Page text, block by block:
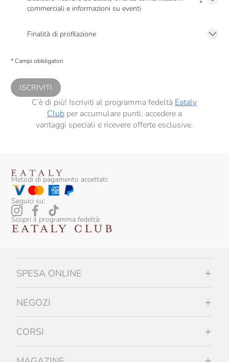
commerciali e informazioni su eventi
*
Finalità di profilazione
comunicazioni commerciali personalizzate, in caso di consenso prestato ai
* Campi obbligatori
ISCRIVITI
C’è di più! Iscriviti al programma fedeltà Eataly
Clubper accumulare punti, accedere a
vantaggi speciali e ricevere offerte esclusive.
Metodi di pagamento accettati:
Seguici su:
Scopri il programma fedeltà:
SPESA ONLINE
NEGOZI
CORSI